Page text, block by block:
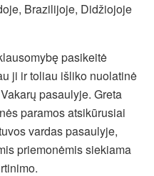
Brazilijoje, Didžiojoje
pasikeitė
ji ir toliau išliko nuolatinė
pasaulyje. Greta
paramos atsikūrusiai
vardas pasaulyje,
priemonėmis siekiama